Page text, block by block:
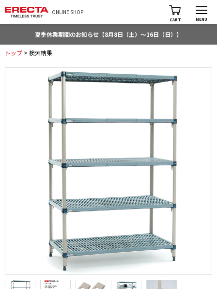
ONLINE SHOP
CART MENU
夏季休業期間のお知らせ【8月8日（土）～16日（日）】
トップ > 検索結果